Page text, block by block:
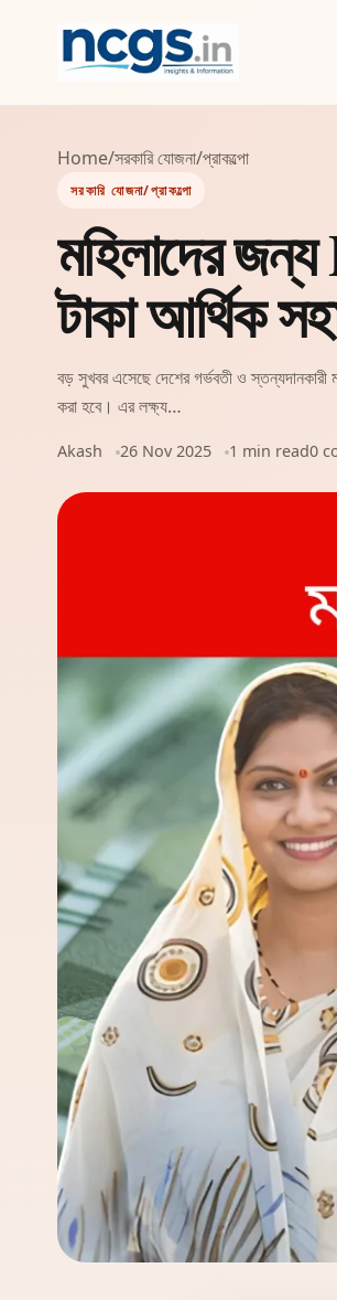
Home/সরকারি যোজনা/প্রাকল্পো
সরকারি যোজনা/প্রাকল্পো
মহিলাদের
টাকা আর্থিক
বড় সুখবর এসেছে দেশের গর্ভবতী ও
করা হবে। এর লক্ষ্য…
Akash 26 Nov 2025 1 min read0